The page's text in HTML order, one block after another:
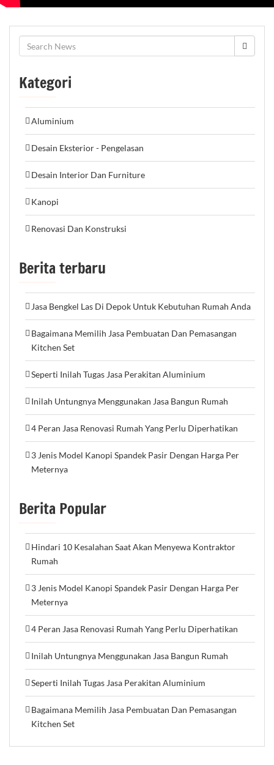
Kategori
Aluminium
Desain Eksterior - Pengelasan
Desain Interior Dan Furniture
Kanopi
Renovasi Dan Konstruksi
Berita terbaru
Jasa Bengkel Las Di Depok Untuk Kebutuhan Rumah Anda
Bagaimana Memilih Jasa Pembuatan Dan Pemasangan
Kitchen Set
Seperti Inilah Tugas Jasa Perakitan Aluminium
Inilah Untungnya Menggunakan Jasa Bangun Rumah
4 Peran Jasa Renovasi Rumah Yang Perlu Diperhatikan
3 Jenis Model Kanopi Spandek Pasir Dengan Harga Per
Meternya
Berita Popular
Hindari 10 Kesalahan Saat Akan Menyewa Kontraktor
Rumah
3 Jenis Model Kanopi Spandek Pasir Dengan Harga Per
Meternya
4 Peran Jasa Renovasi Rumah Yang Perlu Diperhatikan
Inilah Untungnya Menggunakan Jasa Bangun Rumah
Seperti Inilah Tugas Jasa Perakitan Aluminium
Bagaimana Memilih Jasa Pembuatan Dan Pemasangan
Kitchen Set